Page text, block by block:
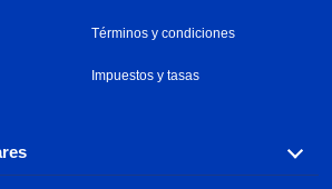
Términos y condiciones
Impuestos y tasas